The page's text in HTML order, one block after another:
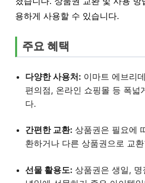
용하게 사용할 수 있습니다.
주요 혜택
다양한 사용처: 이마트 에브리
편의점, 온라인 쇼핑몰 등 폭넓
다.
간편한 교환: 상품권은 필요에
환하거나 다른 상품권으로 교
선물 활용도: 상품권은 생일,